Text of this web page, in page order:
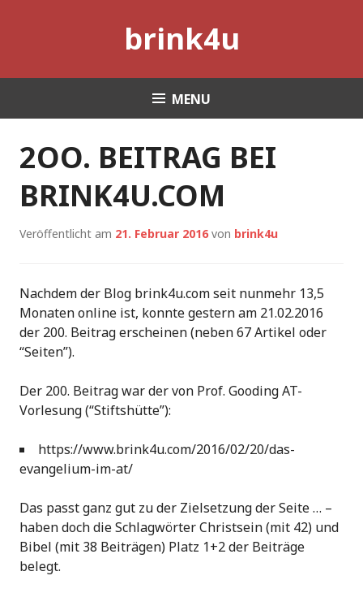
brink4u
MENU
2OO. BEITRAG BEI
BRINK4U.COM
Veröffentlicht am 21. Februar 2016 von brink4u
Nachdem der Blog brink4u.com seit nunmehr 13,5
Monaten online ist, konnte gestern am 21.02.2016
der 200. Beitrag erscheinen (neben 67 Artikel oder
“Seiten”).
Der 200. Beitrag war der von Prof. Gooding AT-
Vorlesung (“Stiftshütte”):
https://www.brink4u.com/2016/02/20/das-
evangelium-im-at/
Das passt ganz gut zu der Zielsetzung der Seite … –
haben doch die Schlagwörter Christsein (mit 42) und
Bibel (mit 38 Beiträgen) Platz 1+2 der Beiträge
belegt.